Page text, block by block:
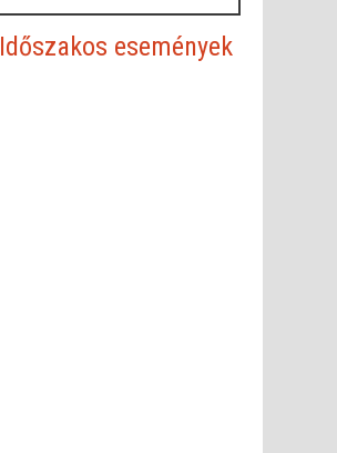
Időszakos események